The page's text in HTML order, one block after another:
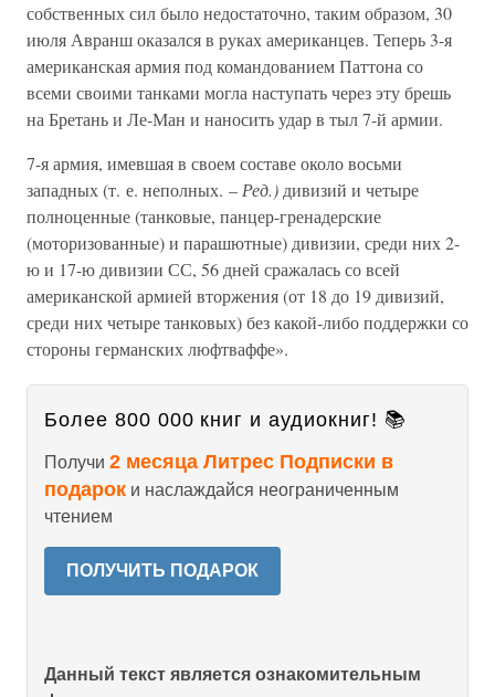
собственных сил было недостаточно, таким образом, 30
июля Авранш оказался в руках американцев. Теперь 3-я
американская армия под командованием Паттона со
всеми своими танками могла наступать через эту брешь
на Бретань и Ле-Ман и наносить удар в тыл 7-й армии.
7-я армия, имевшая в своем составе около восьми
западных (т. е. неполных. – Ред.) дивизий и четыре
полноценные (танковые, панцер-гренадерские
(моторизованные) и парашютные) дивизии, среди них 2-
ю и 17-ю дивизии СС, 56 дней сражалась со всей
американской армией вторжения (от 18 до 19 дивизий,
среди них четыре танковых) без какой-либо поддержки со
стороны германских люфтваффе».
Более 800 000 книг и аудиокниг! 📚
Получи 2 месяца Литрес Подписки в
подарок и наслаждайся неограниченным
чтением
ПОЛУЧИТЬ ПОДАРОК
Данный текст является ознакомительным